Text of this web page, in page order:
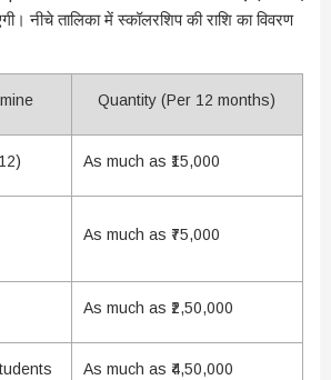
नीचे तालिका में स्कॉलरशिप की राशि का विवरण
Quantity (Per 12 months)
As much as ₹15,000
As much as ₹75,000
As much as ₹2,50,000
As much as ₹4,50,000